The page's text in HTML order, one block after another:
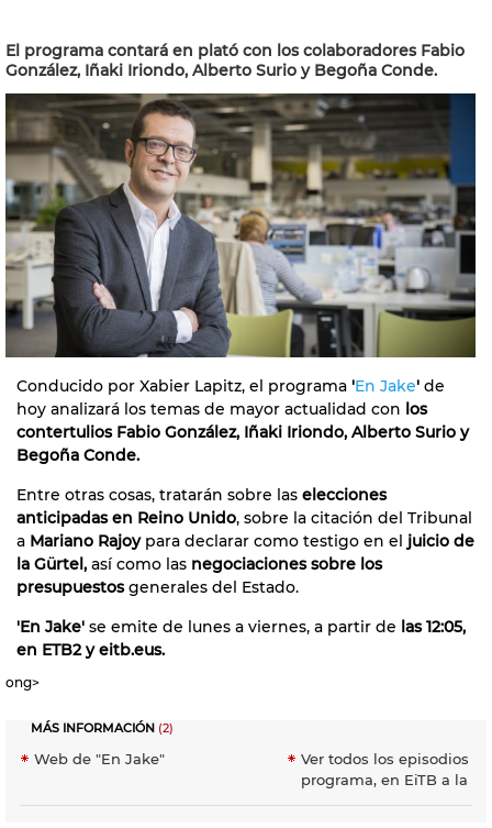
El programa contará en plató con los colaboradores Fabio
González, Iñaki Iriondo, Alberto Surio y Begoña Conde.
Conducido por Xabier Lapitz, el programa 'En Jake' de
hoy analizará los temas de mayor actualidad con los
contertulios Fabio González, Iñaki Iriondo, Alberto Surio y
Begoña Conde.
Entre otras cosas, tratarán sobre las elecciones
anticipadas en Reino Unido, sobre la citación del Tribunal
a Mariano Rajoy para declarar como testigo en el juicio de
la Gürtel, así como las negociaciones sobre los
presupuestosgenerales del Estado.
'En Jake' se emite de lunes a viernes, a partir de las 12:05,
en ETB2 y eitb.eus.
ong>
MÁS INFORMACIÓN (2)
Web de "En Jake"
Ver todos los episodios
programa, en EiTB a la